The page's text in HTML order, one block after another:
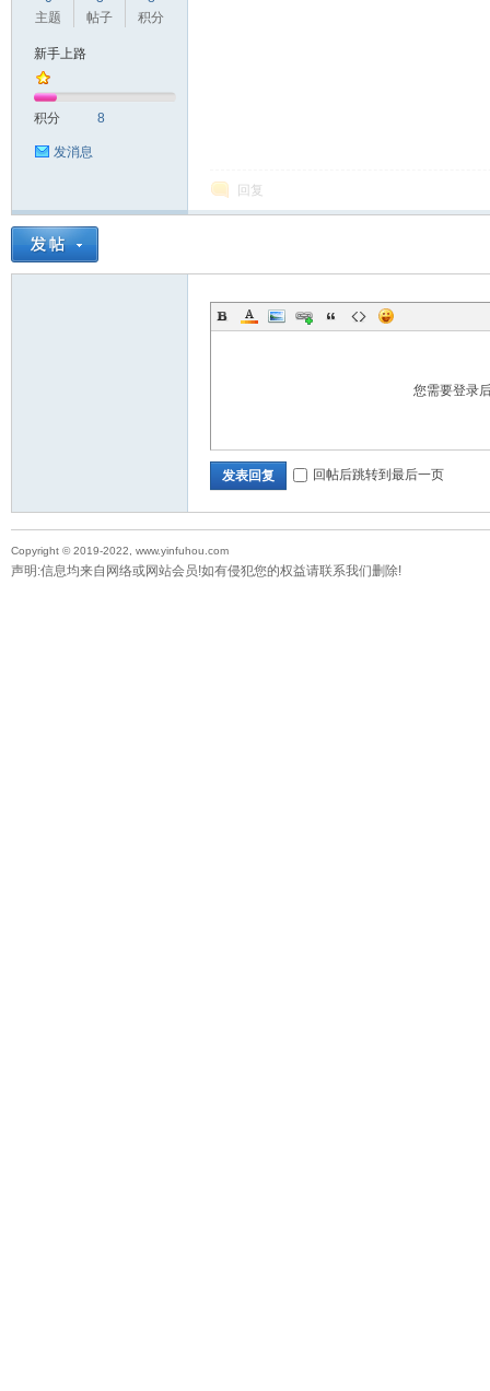
主题
帖子
积分
新手上路
积分 8
发消息
回复
您需要登录
发表回复 回帖后跳转到最后一页
Copyright © 2019-2022, www.yinfuhou.com
声明:信息均来自网络或网站会员!如有侵犯您的权益请联系我们删除!